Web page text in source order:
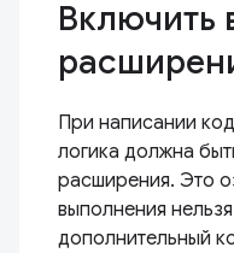
Включить
При написании
логика должна
расширения. Это
выполнения
дополнительный